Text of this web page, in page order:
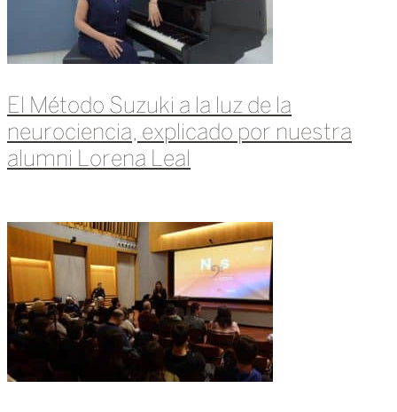
El Método Suzuki a la luz de la
neurociencia, explicado por nuestra
alumni Lorena Leal